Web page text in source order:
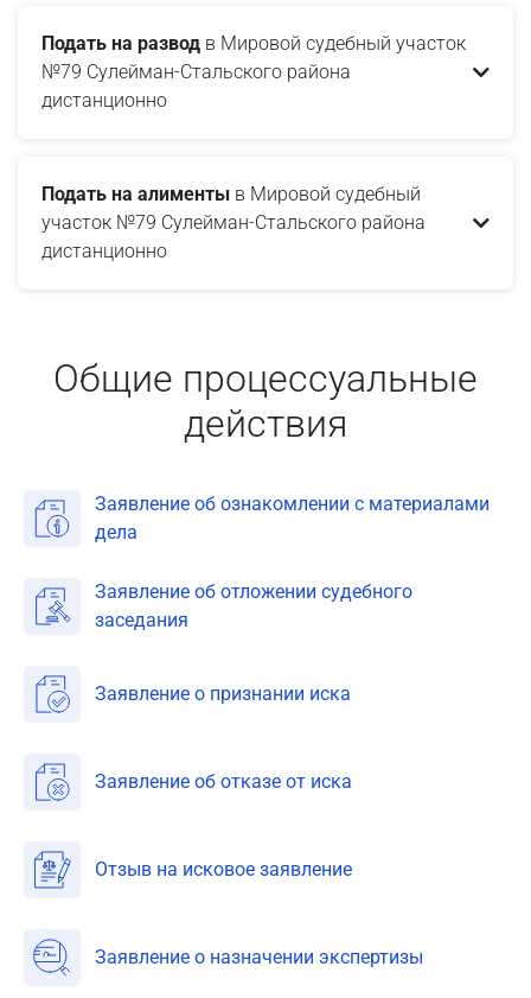
Подать на развод в Мировой судебный участок
№79 Сулейман-Стальского района
дистанционно
Подать на алименты в Мировой судебный
участок №79 Сулейман-Стальского района
дистанционно
Общие процессуальные
действия
Заявление об ознакомлении с материалами
дела
Заявление об отложении судебного
заседания
Заявление о признании иска
Заявление об отказе от иска
Отзыв на исковое заявление
Заявление о назначении экспертизы